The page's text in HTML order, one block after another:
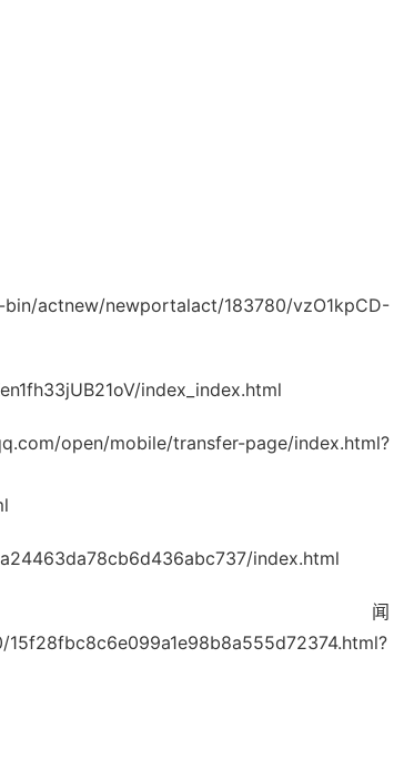
newportalact/183780/vzO1kpCD-
index_index.html
transfer-page/index.html?
index.html